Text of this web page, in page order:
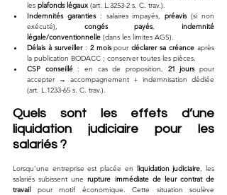
les plafonds légaux (art. L.3253-2 s. C. trav.).
Indemnités garanties : salaires impayés, préavis (si non
exécuté), congés payés, indemnité
légale/conventionnelle (dans les limites AGS).
Délais à surveiller : 2 mois pour déclarer sa créance après
la publication BODACC ; conserver toutes les pièces.
CSP conseillé : en cas de proposition, 21 jours pour
accepter → accompagnement + indemnisation dédiée
(art. L.1233-65 s. C. trav.).
Quels sont les effets d’une
liquidation judiciaire pour les
salariés ?
Lorsqu’une entreprise est placée en liquidation judiciaire, les
salariés subissent une rupture immédiate de leur contrat de
travail pour motif économique. Cette situation soulève